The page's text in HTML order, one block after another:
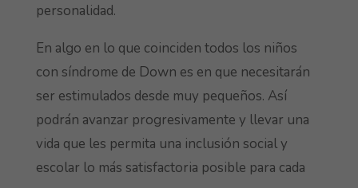
personalidad.
En algo en lo que coinciden todos los niños
con síndrome de Down es en que necesitarán
ser estimulados desde muy pequeños. Así
podrán avanzar progresivamente y llevar una
vida que les permita una inclusión social y
escolar lo más satisfactoria posible para cada